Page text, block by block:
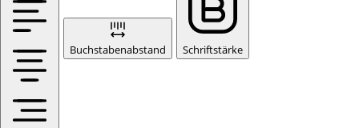
Buchstabenabstand Schriftstärke